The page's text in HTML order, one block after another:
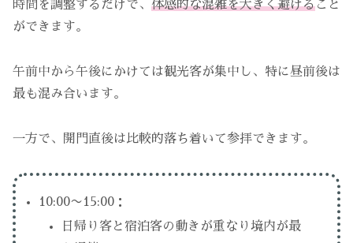
時間を調整するだけで、 体感的な混雑を大きく避けること
ができます。
午前中から午後にかけては観光客が集中し、特に昼前後は
最も混み合います。
一方で、開門直後は比較的落ち着いて参拝できます。
10:00〜15:00：
日帰り客と宿泊客の動きが重なり境内が最